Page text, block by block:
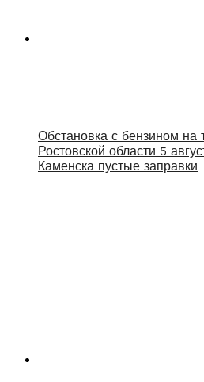
Обстановка с бензином на
Ростовской области 5
Каменска пустые заправки